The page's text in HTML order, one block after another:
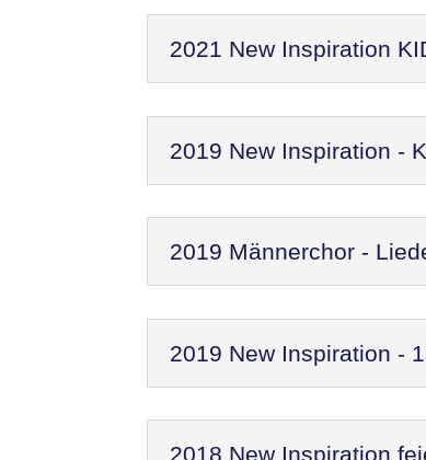
2021 New Inspiration
2019 New Inspiration -
2019 Männerchor -
2019 New Inspiration -
2018 New Inspiration